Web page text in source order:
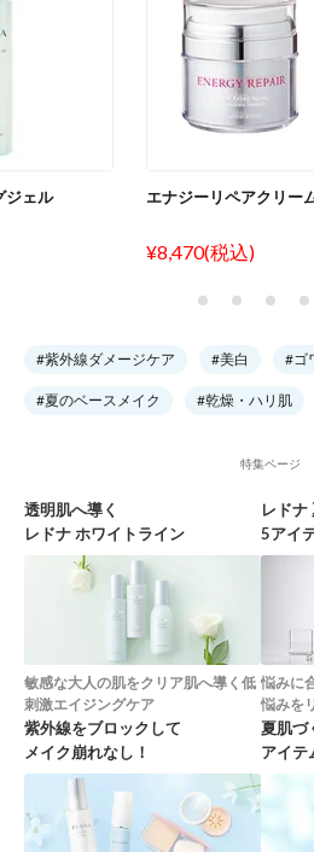
ジェル エナジーリペアクリー
¥8,470(税込)
#紫外線ダメージケア #美白 #ゴ
#夏のベースメイク #乾燥・ハリ肌
特集ページ
透明肌へ導く
レドナ ホワイトライン
敏感な大人の肌をクリア肌へ導く低
刺激エイジングケア
レドナ
5アイ
悩みに
悩みを
紫外線をブロックして
メイク崩れなし！
夏肌づ
アイテ